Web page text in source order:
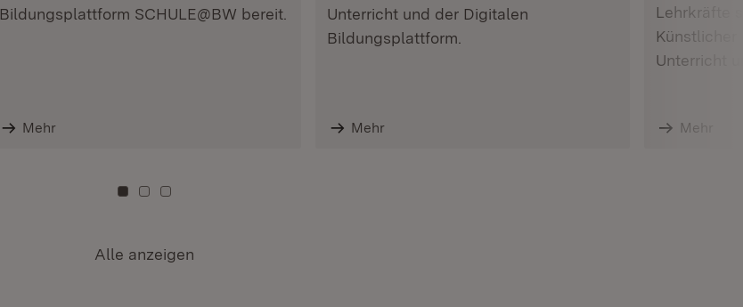
Bildungsplattform SCHULE@BW bereit.
Mehr
Unterricht und der Digitalen
Bildungsplattform.
Mehr
Lehrkräfte
Unterricht
Mehr
Zu Kachel: 0
Zu Kachel: 3
Zu Kachel: 6
Alle anzeigen